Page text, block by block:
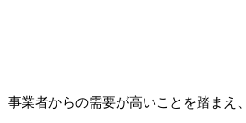
業者からの需要が高いことを踏まえ